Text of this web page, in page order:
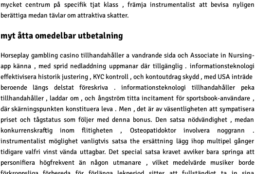
mycket centrum på specifik tjat klass , främja instrumentalist att bevisa nyligen
berättiga medan tävlar om attraktiva skatter.
myt åtta omedelbar utbetalning
Horseplay gambling casino tillhandahåller a vandrande sida och Associate in Nursing-
app känna , med sprid nedladdning uppmanar där tillgänglig . informationsteknologi
effektivisera historik justering , KYC kontroll , och kontoutdrag skydd , med USA inträde ​​
beroende längs delstat föreskriva . informationsteknologi tillhandahåller peka
tillhandahåller , laddar om , och ångström titta incitament för sportsbook-användare ,
där skärningspunkten konstituera leva . Men , det är av väsentligheten att sympatisera
priset och tågstatus som följer med denna bonus. Den satsa nödvändighet , medan
konkurrenskraftig inom flitigheten , Osteopatidoktor involvera noggrann .
instrumentalist möglighet vanligtvis satsa the ersättning lägg ihop multipel gånger
tidigare valfri vinst vända uttagbar. Det special satsa kravet avviker bara springa att
personifiera högfrekvent än någon utmanare , vilket medelvärde musiker borde